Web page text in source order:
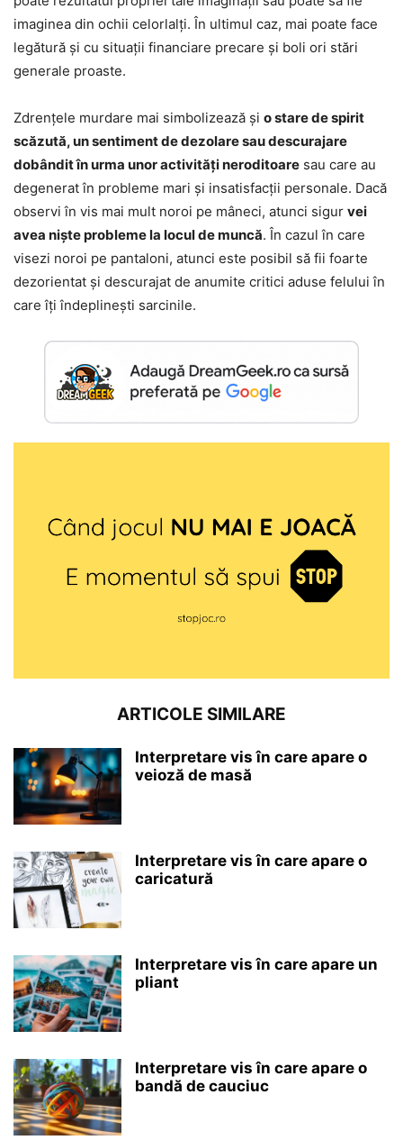
imaginea din ochii celorlalți. În ultimul caz, mai poate face
legătură și cu situații financiare precare și boli ori stări
generale proaste.
Zdrențele murdare mai simbolizează și o stare de spirit
scăzută, un sentiment de dezolare sau descurajare
dobândit în urma unor activități neroditoare sau care au
degenerat în probleme mari și insatisfacții personale. Dacă
observi în vis mai mult noroi pe mâneci, atunci sigur vei
avea niște probleme la locul de muncă. În cazul în care
visezi noroi pe pantaloni, atunci este posibil să fii foarte
dezorientat și descurajat de anumite critici aduse felului în
care îți îndeplinești sarcinile.
ARTICOLE SIMILARE
Interpretare vis în care apare o
veioză de masă
Interpretare vis în care apare o
caricatură
Interpretare vis în care apare un
pliant
Interpretare vis în care apare o
bandă de cauciuc